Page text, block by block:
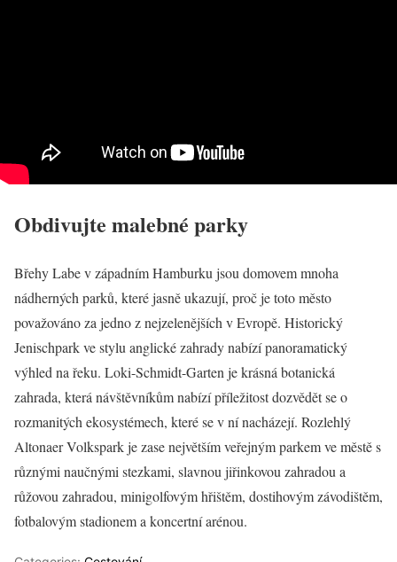
Obdivujte malebné parky
Břehy Labe v západním Hamburku jsou domovem mnoha
nádherných parků, které jasně ukazují, proč je toto město
považováno za jedno z nejzelenějších v Evropě. Historický
Jenischpark ve stylu anglické zahrady nabízí panoramatický
výhled na řeku. Loki-Schmidt-Garten je krásná botanická
zahrada, která návštěvníkům nabízí příležitost dozvědět se o
rozmanitých ekosystémech, které se v ní nacházejí. Rozlehlý
Altonaer Volkspark je zase největším veřejným parkem ve městě s
různými naučnými stezkami, slavnou jiřinkovou zahradou a
růžovou zahradou, minigolfovým hřištěm, dostihovým závodištěm,
fotbalovým stadionem a koncertní arénou.